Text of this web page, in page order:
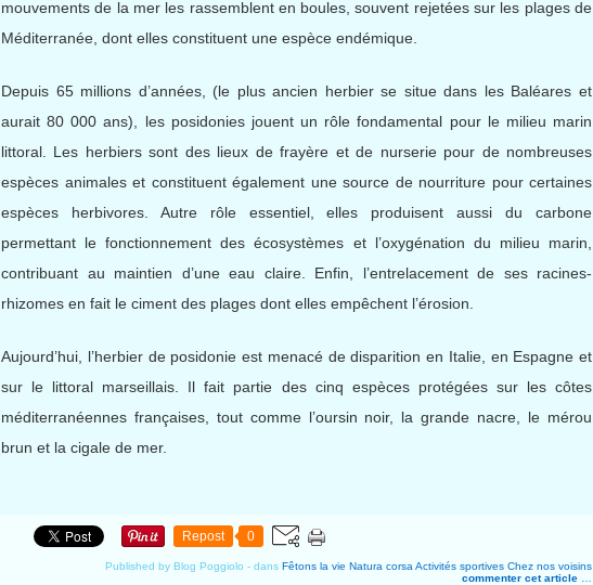
mouvements de la mer les rassemblent en boules, souvent rejetées sur les plages de
Méditerranée, dont elles constituent une espèce endémique.
Depuis 65 millions d’années, (le plus ancien herbier se situe dans les Baléares et
aurait 80 000 ans), les posidonies jouent un rôle fondamental pour le milieu marin
littoral. Les herbiers sont des lieux de frayère et de nurserie pour de nombreuses
espèces animales et constituent également une source de nourriture pour certaines
espèces herbivores. Autre rôle essentiel, elles produisent aussi du carbone
permettant le fonctionnement des écosystèmes et l’oxygénation du milieu marin,
contribuant au maintien d’une eau claire. Enfin, l’entrelacement de ses racines-
rhizomes en fait le ciment des plages dont elles empêchent l’érosion.
Aujourd’hui, l’herbier de posidonie est menacé de disparition en Italie, en Espagne et
sur le littoral marseillais. Il fait partie des cinq espèces protégées sur les côtes
méditerranéennes françaises, tout comme l’oursin noir, la grande nacre, le mérou
brun et la cigale de mer.
Repost 0
Published by Blog Poggiolo - dans Fêtons la vie Natura corsa Activités sportives Chez nos voisins
commenter cet article